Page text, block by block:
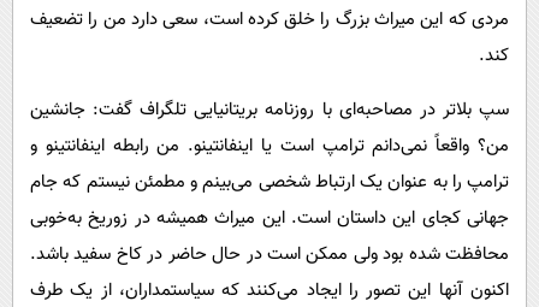
اجتماعی
سیاست خارجی
مردی که این میراث بزرگ را خلق کرده است، سعی دارد من را تضعیف
کند.
سپ بلاتر در مصاحبه‌ای با روزنامه بریتانیایی تلگراف گفت: جانشین
من؟ واقعاً نمی‌دانم ترامپ است یا اینفانتینو. من رابطه اینفانتینو و
ترامپ را به عنوان یک ارتباط شخصی می‌بینم و مطمئن نیستم که جام
جهانی کجای این داستان است. این میراث همیشه در زوریخ به‌خوبی
محافظت شده بود ولی ممکن است در حال حاضر در کاخ سفید باشد.
اکنون آنها این تصور را ایجاد می‌کنند که سیاستمداران، از یک طرف